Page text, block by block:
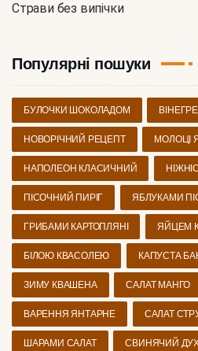
Страви без випічки
Популярні пошуки
БУЛОЧКИ ШОКОЛАДОМ
НОВОРІЧНИЙ РЕЦЕПТ МОЛОЦІ
НАПОЛЕОН КЛАСИЧНИЙ
ПІСОЧНИЙ ПИРІГ ЯБЛУКАМИ
ГРИБАМИ КАРТОПЛЯНІ ЯЙЦЕМ
БІЛОЮ КВАСОЛЕЮ КАПУСТА
ЗИМУ КВАШЕНА САЛАТ МАНГО
ВАРЕННЯ ЯНТАРНЕ САЛАТ
ШАРАМИ САЛАТ СВИНЯЧИЙ